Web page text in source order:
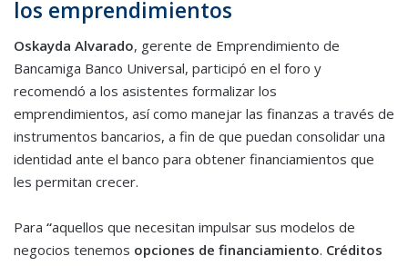
los emprendimientos
Oskayda Alvarado, gerente de Emprendimiento de
Bancamiga Banco Universal, participó en el foro y
recomendó a los asistentes formalizar los
emprendimientos, así como manejar las finanzas a través de
instrumentos bancarios, a fin de que puedan consolidar una
identidad ante el banco para obtener financiamientos que
les permitan crecer.
Para “aquellos que necesitan impulsar sus modelos de
negocios tenemos opciones de financiamiento. Créditos